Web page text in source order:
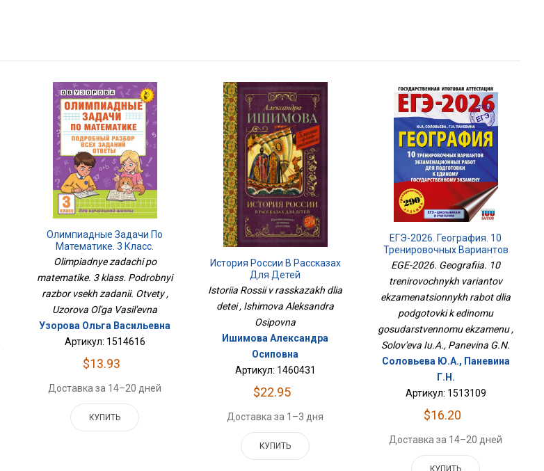
Олимпиадные Задачи По
Математике. 3 Класс.
Подробный Разбор Всех
Заданий. Ответы
Olimpiadnye zadachi po
matematike. 3 klass. Podrobnyi
razbor vsekh zadanii. Otvety ,
Uzorova Ol'ga Vasil'evna
Узорова Ольга Васильевна
Артикул: 1514616
$13.93
Доставка за 14–20 дней
КУПИТЬ
История России В Рассказах
Для Детей
Istoriia Rossii v rasskazakh dlia
detei , Ishimova Aleksandra
Osipovna
Ишимова Александра
Осиповна
Артикул: 1460431
$22.95
Доставка за 1–3 дня
КУПИТЬ
ЕГЭ-2026. География. 10
Тренировочных Вариантов
Экзаменационных Работ
Для Подготовки К Единому
Государственному Экзамену
EGE-2026. Geografiia. 10
trenirovochnykh variantov
ekzamenatsionnykh rabot dlia
podgotovki k edinomu
gosudarstvennomu ekzamenu ,
Solov'eva Iu.A., Panevina G.N.
Соловьева Ю.А., Паневина
Г.Н.
Артикул: 1513109
$16.20
Доставка за 14–20 дней
КУПИТЬ